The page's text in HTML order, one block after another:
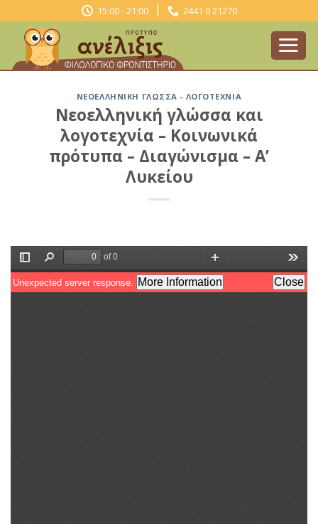
to
content
15:00 - 21:00 | 2441 0 21270
ΝΕΟΕΛΛΗΝΙΚΉ ΓΛΏΣΣΑ - ΛΟΓΟΤΕΧΝΊΑ
Νεοελληνική γλώσσα και
λογοτεχνία – Κοινωνικά
πρότυπα – Διαγώνισμα – Α’
Λυκείου